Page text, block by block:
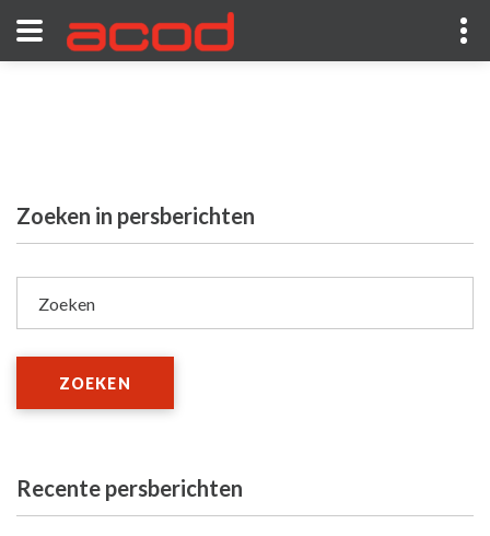
Zoeken in persberichten
Zoeken
ZOEKEN
Recente persberichten